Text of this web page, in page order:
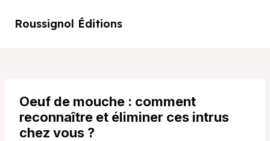
Roussignol Éditions
Oeuf de mouche : comment
reconnaître et éliminer ces intrus
chez vous ?